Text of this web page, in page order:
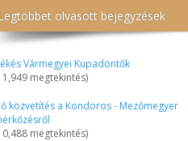
olvasott bejegyzések
Vármegyei Kupadöntők
megtekintés)
közvetítés a Kondoros - Mezőmegyer
megtekintés)